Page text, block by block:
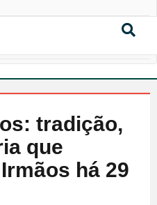
tradição,
que
há 29